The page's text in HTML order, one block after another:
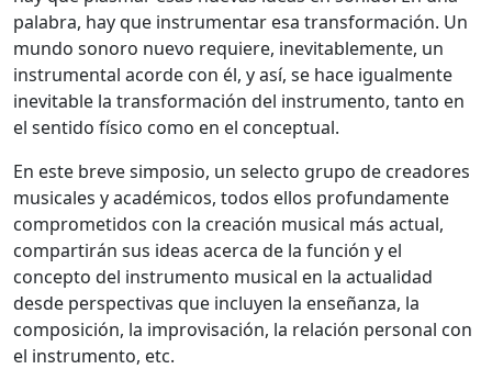
palabra, hay que instrumentar esa transformación. Un
mundo sonoro nuevo requiere, inevitablemente, un
instrumental acorde con él, y así, se hace igualmente
inevitable la transformación del instrumento, tanto en
el sentido físico como en el conceptual.
En este breve simposio, un selecto grupo de creadores
musicales y académicos, todos ellos profundamente
comprometidos con la creación musical más actual,
compartirán sus ideas acerca de la función y el
concepto del instrumento musical en la actualidad
desde perspectivas que incluyen la enseñanza, la
composición, la improvisación, la relación personal con
el instrumento, etc.